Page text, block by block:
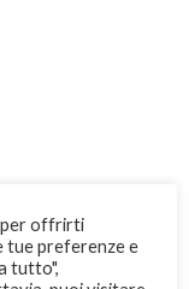
per offrirti
tue preferenze e
tutto",